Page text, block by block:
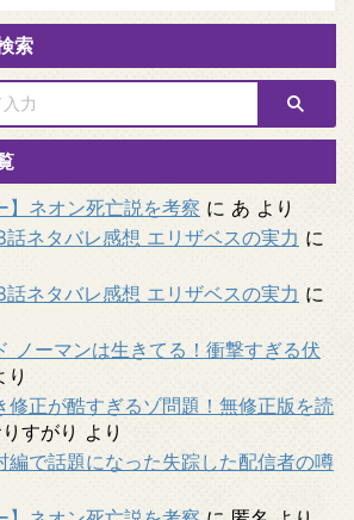
索
】ネオン死亡説を考察 に あ より
ネタバレ感想 エリザベスの実力 に
ネタバレ感想 エリザベスの実力 に
ノーマンは生きてる！衝撃すぎる伏
り
修正が酷すぎるゾ問題！無修正版を読
すがり より
編で話題になった失踪した配信者の噂